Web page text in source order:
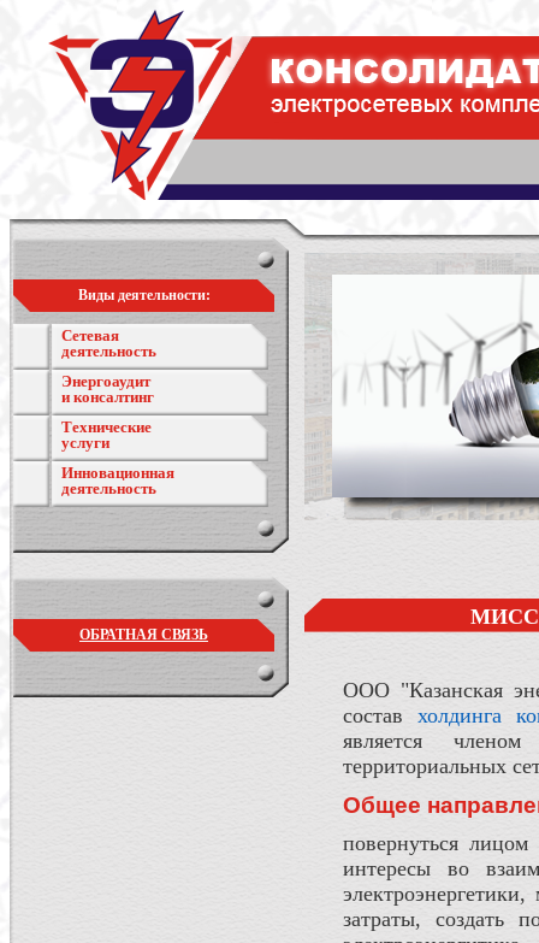
Виды деятельности:
Сетевая
деятельность
Энергоаудит
и консалтинг
Технические
услуги
Инновационная
деятельность
ОБРАТНАЯ СВЯЗЬ
ООО "Казанская
состав холдинга
является членом
территориальных
Общее
повернуться лицом
интересы во
затраты, создать